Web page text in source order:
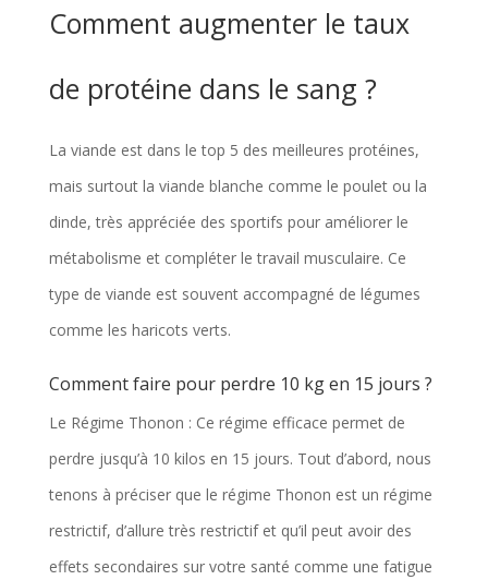
Comment augmenter le taux
de protéine dans le sang ?
La viande est dans le top 5 des meilleures protéines,
mais surtout la viande blanche comme le poulet ou la
dinde, très appréciée des sportifs pour améliorer le
métabolisme et compléter le travail musculaire. Ce
type de viande est souvent accompagné de légumes
comme les haricots verts.
Comment faire pour perdre 10 kg en 15 jours ?
Le Régime Thonon : Ce régime efficace permet de
perdre jusqu’à 10 kilos en 15 jours. Tout d’abord, nous
tenons à préciser que le régime Thonon est un régime
restrictif, d’allure très restrictif et qu’il peut avoir des
effets secondaires sur votre santé comme une fatigue